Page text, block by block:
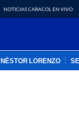
NOTICIAS CARACOL EN VIVO
NÉSTOR LORENZO